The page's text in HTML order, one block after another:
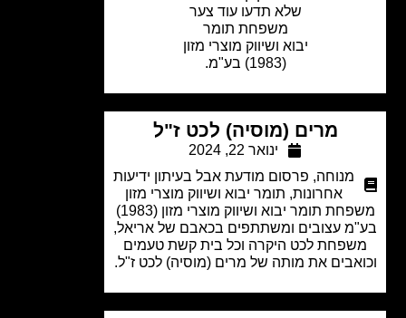
שלא תדעו עוד צער
משפחת תומר
יבוא ושיווק מוצרי מזון
מרים (מוסיה) לכט ז"ל
ינואר 22, 2024
מנוחה
פרסום מודעת אבל בעיתון ידיעות
אחרונות,תומר יבוא ושיווק מוצרי מזון
משפחת תומר יבוא ושיווק מוצרי מזון (1983)
עצובים ומשתתפים בכאבם של אריאל,
לכט היקרה וכל בית קשת טעמים
את מותה של מרים (מוסיה) לכט ז"ל.